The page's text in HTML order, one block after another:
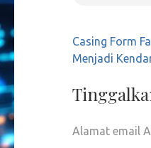
Navigasi
pos
Casing Form
Menjadi
Alamat email